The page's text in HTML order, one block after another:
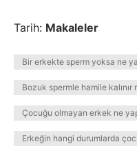
Tarih: Makaleler
Bir erkekte sperm yoksa ne
Bozuk spermle hamile kalınır
Çocuğu olmayan erkek ne
Erkeğin hangi durumlarda